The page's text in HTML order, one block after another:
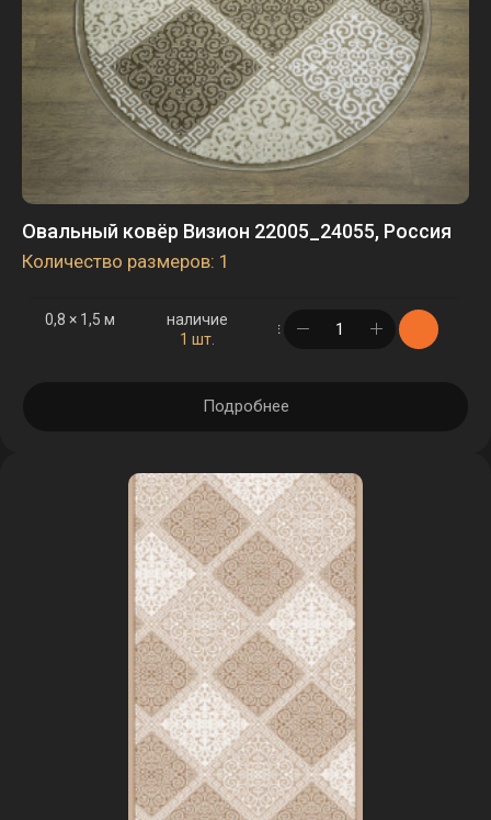
Овальный ковёр Визион 22005_24055, Россия
Количество размеров: 1
0,8 × 1,5 м
наличие
1 шт.
в корзине
Подробнее